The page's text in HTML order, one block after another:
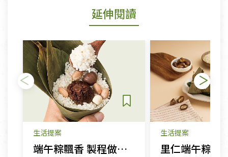
延伸閱讀
生活提案
端午粽飄香 製程做法知多少
生活提案